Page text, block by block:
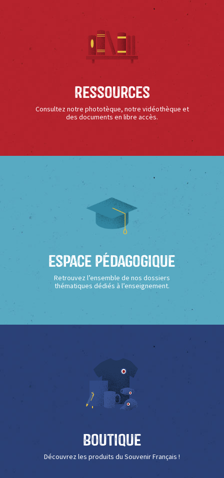
Ressources
Consultez notre phototèque, notre vidéothèque et
des documents en libre accès.
Espace Pédagogique
Retrouvez l’ensemble de nos dossiers
thématiques dédiés à l’enseignement.
Boutique
Découvrez les produits du Souvenir Français !